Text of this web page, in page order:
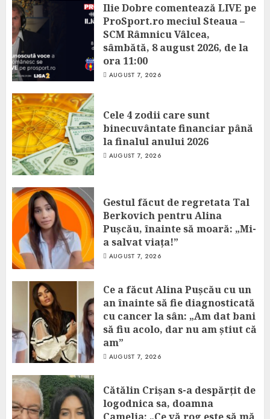
Ilie Dobre comentează LIVE pe
ProSport.ro meciul Steaua –
SCM Râmnicu Vâlcea,
sâmbătă, 8 august 2026, de la
ora 11:00
AUGUST 7, 2026
Cele 4 zodii care sunt
binecuvântate financiar până
la finalul anului 2026
AUGUST 7, 2026
Gestul făcut de regretata Tal
Berkovich pentru Alina
Pușcău, înainte să moară: „Mi-
a salvat viața!”
AUGUST 7, 2026
Ce a făcut Alina Pușcău cu un
an înainte să fie diagnosticată
cu cancer la sân: „Am dat bani
să fiu acolo, dar nu am știut că
am”
AUGUST 7, 2026
Cătălin Crișan s-a despărțit de
logodnica sa, doamna
Camelia: „Ce vă rog este să mă